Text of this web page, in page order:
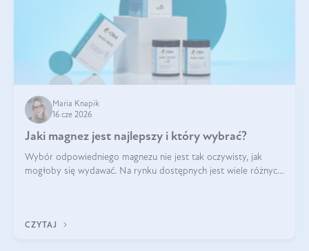
Maria Knapik
16 cze 2026
Jaki magnez jest najlepszy i który wybrać?
Wybór odpowiedniego magnezu nie jest tak oczywisty, jak
mogłoby się wydawać. Na rynku dostępnych jest wiele różnych
CZYTAJ